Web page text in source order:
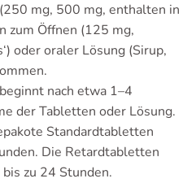
mg, 500 mg, enthalten in
zum Öffnen (125 mg,
oder oraler Lösung (Sirup,
nach etwa 1–4
der Tabletten oder Lösung.
Standardtabletten
Die Retardtabletten
zu 24 Stunden.